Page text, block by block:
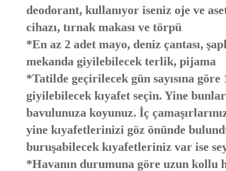
deodorant, kullanıyor iseniz oje ve
cihazı, tırnak makası ve törpü
*En az 2 adet mayo, deniz çantası,
mekanda giyilebilecek terlik, pijama
*Tatilde geçirilecek gün sayısına
giyilebilecek kıyafet seçin. Yine
bavulunuza koyunuz. İç
yine kıyafetlerinizi göz önünde
buruşabilecek kıyafetleriniz var ise
*Havanın durumuna göre uzun kollu